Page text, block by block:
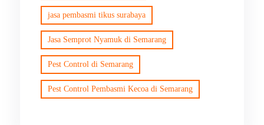
jasa pembasmi tikus surabaya
Jasa Semprot Nyamuk di Semarang
Pest Control di Semarang
Pest Control Pembasmi Kecoa di Semarang